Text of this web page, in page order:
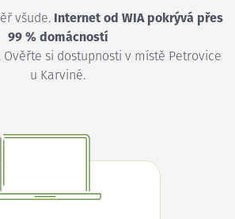
všude. Internet od WIA pokrývá přes
99 % domácností
Ověřte si dostupnosti v místě Petrovice
u Karviné.